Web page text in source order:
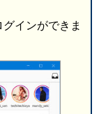
インができま